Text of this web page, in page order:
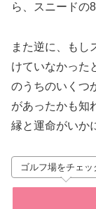
ら、スニードの
また逆に、もし
けていなかった
のうちのいくつ
があったかも知
縁と運命がいか
ゴルフ場をチェッ